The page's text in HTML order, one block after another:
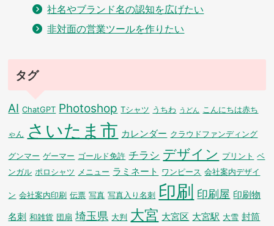
社名やブランド名の認知を広げたい
非対面の営業ツールを作りたい
タグ
AI ChatGPT Photoshop Tシャツ うちわ うどん こんにちは赤ち
ゃん さいたま市 カレンダー クラウドファンディング
グンマー ゲーマー ゴールド免許 チラシ デザイン プリント ベ
ンガル ポロシャツ メニュー ラミネート ワンピース 会社案内デザイ
ン 会社案内印刷 伝票 写真 写真入り名刺 印刷 印刷屋 印刷物
名刺 和雑貨 団扇 埼玉県 大判 大宮 大宮区 大宮駅 大雪 封筒